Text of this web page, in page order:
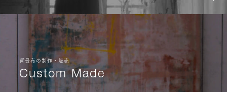
背景布の制作・販売
Custom Made